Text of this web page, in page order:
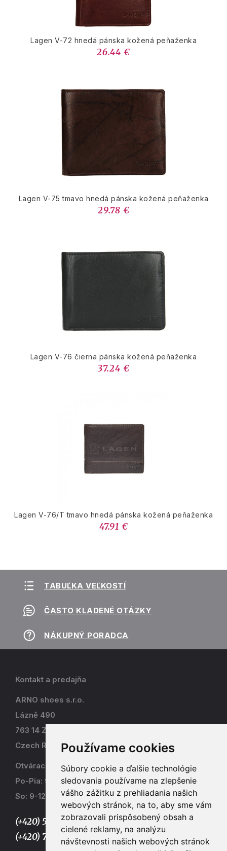
Používame cookies
Súbory cookie a ďalšie technológie
sledovania používame na zlepšenie
vášho zážitku z prehliadania našich
webových stránok, na to, aby sme vám
zobrazovali prispôsobený obsah a
cielené reklamy, na analýzu
návštevnosti našich webových stránok
Lagen V-72 hnedá pánska kožená peňaženka
26.44 €
Lagen V-75 tmavo hnedá pánska kožená peňaženka
29.78 €
Lagen V-76 čierna pánska kožená peňaženka
37.24 €
Lagen V-76/T tmavo hnedá pánska kožená peňaženka
47.91 €
TABUĽKA VEĽKOSTÍ
ČASTO KLADENÉ OTÁZKY
NÁKUPNÝ PORADCA
Kontakt a predajňa
ARNO shoes s.r.o.
Lázně 490
763 14 Zlín - Kostelec
Czech Republic
Otváracia doba
Po-Pia: 9-17
So: 9-12
(+420) 577 915 036,
(+420) 773 667 390